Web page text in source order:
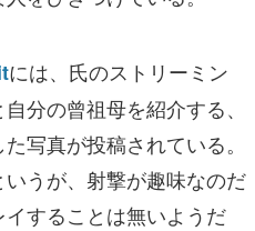
には、氏のストリーミン
分の曾祖母を紹介する、
写真が投稿されている。
うが、射撃が趣味なのだ
することは無いようだ